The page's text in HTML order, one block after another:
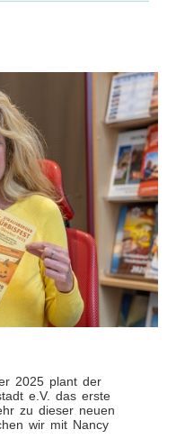
2025 plant der
e.V. das erste
zu dieser neuen
wir mit Nancy